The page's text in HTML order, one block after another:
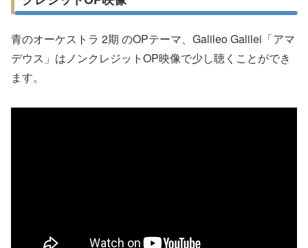
青のオーケストラ 2期 のOPテーマ、Galileo Galilei「アマ
デウス」はノンクレジットOP映像で少し聴くことができ
ます。